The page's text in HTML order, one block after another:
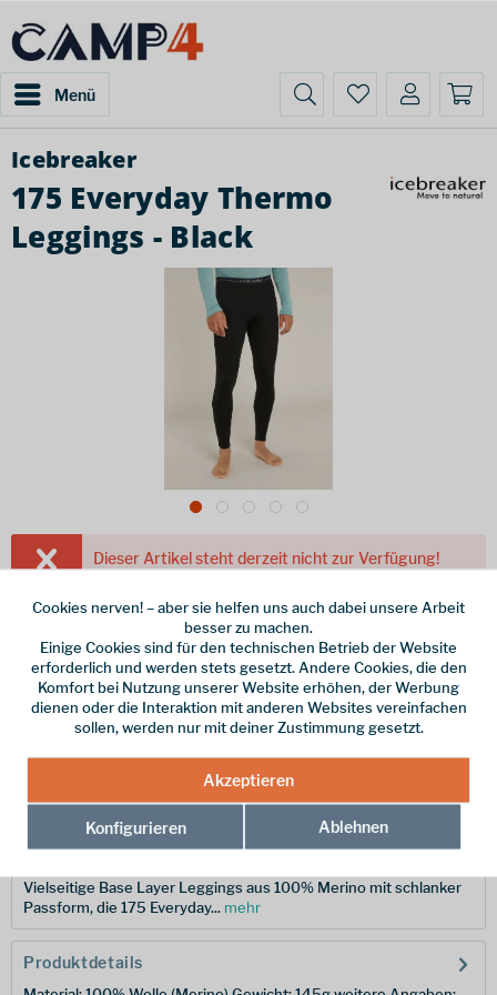
Menü
Icebreaker
175 Everyday Thermo
Leggings - Black
Dieser Artikel steht derzeit nicht zur Verfügung!
79,95 € *
/ Versandkostenfrei!
Größe
Merken
IB1044870011S
Beschreibung
Vielseitige Base Layer Leggings aus 100% Merino mit schlanker
Passform, die 175 Everyday... mehr
Produktdetails
Cookies nerven! – aber sie helfen uns auch dabei unsere Arbeit
besser zu machen.
Einige Cookies sind für den technischen Betrieb der Website
erforderlich und werden stets gesetzt. Andere Cookies, die den
Komfort bei Nutzung unserer Website erhöhen, der Werbung
dienen oder die Interaktion mit anderen Websites vereinfachen
sollen, werden nur mit deiner Zustimmung gesetzt.
Akzeptieren
Konfigurieren Ablehnen